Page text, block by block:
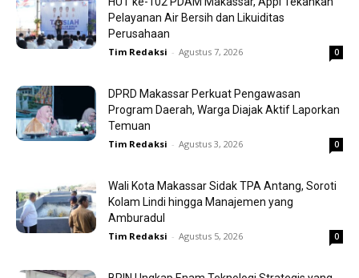
Pelayanan Air Bersih dan Likuiditas
Perusahaan
Tim Redaksi - Agustus 7, 2026 0
DPRD Makassar Perkuat Pengawasan
Program Daerah, Warga Diajak Aktif Laporkan
Temuan
Tim Redaksi - Agustus 3, 2026 0
Wali Kota Makassar Sidak TPA Antang, Soroti
Kolam Lindi hingga Manajemen yang
Amburadul
Tim Redaksi - Agustus 5, 2026 0